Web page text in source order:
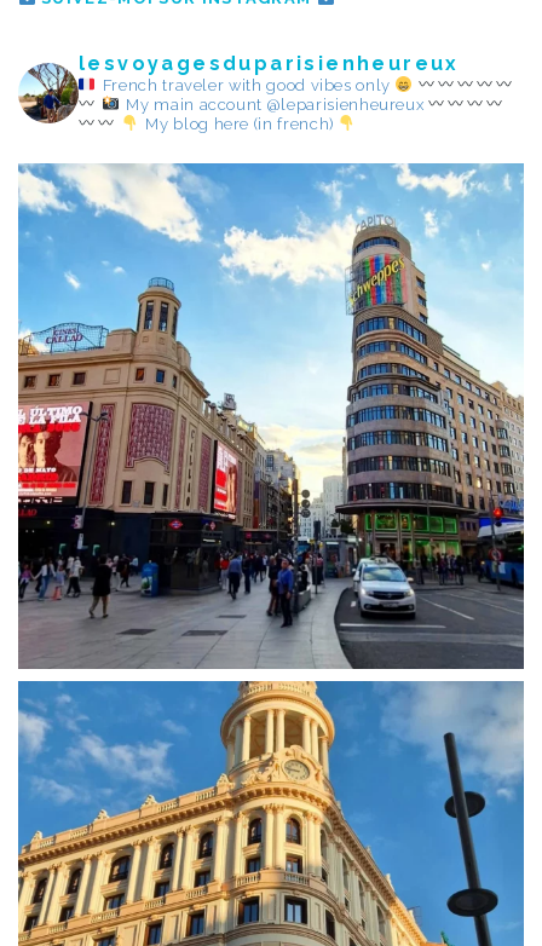
lesvoyagesduparisienheureux
French traveler with good vibes only
My main account @leparisienheureux
My blog here (in french)